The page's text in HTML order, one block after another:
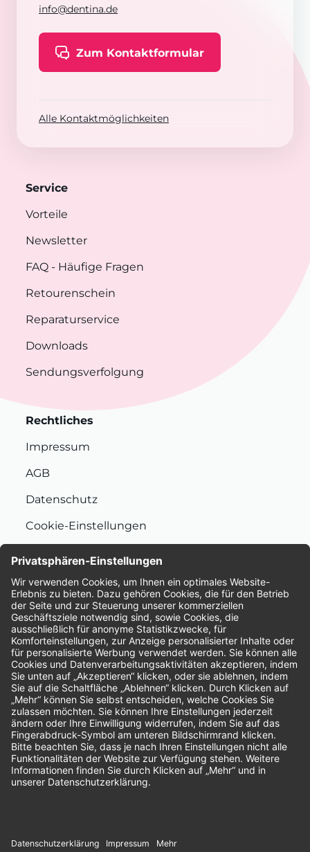
info@dentina.de
Zum Kontaktformular
Alle Kontaktmöglichkeiten
Service
Vorteile
Newsletter
FAQ - Häufige Fragen
Retourenschein
Reparaturservice
Downloads
Sendungsverfolgung
Rechtliches
Impressum
AGB
Datenschutz
Cookie-Einstellungen
Bewertungen
Unsere Zahlungsarten: